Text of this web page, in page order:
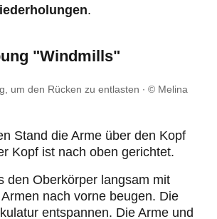
.
"Windmills"
um den Rücken zu entlasten
© Melina
Stand die Arme über den Kopf
Kopf ist nach oben gerichtet.
den Oberkörper langsam mit
nach vorne beugen. Die
entspannen. Die Arme und